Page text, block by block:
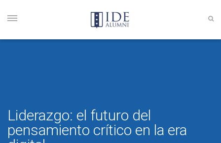
Liderazgo: el futuro del
pensamiento crítico en la era